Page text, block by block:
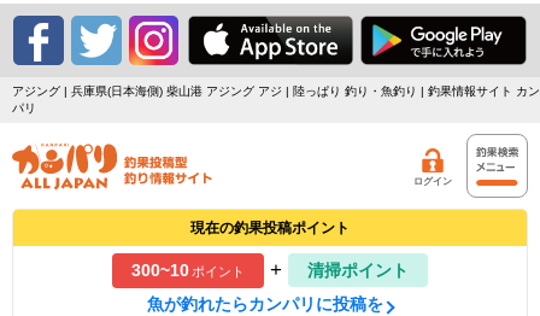
アジング | 兵庫県(日本海側) 柴山港 アジング アジ | 陸っぱり 釣り・魚釣り | 釣果情報サイト カン
パリ
ログイン
現在の釣果投稿ポイント
300~10ポイント +
清掃ポイント
魚が釣れたらカンパリに投稿を